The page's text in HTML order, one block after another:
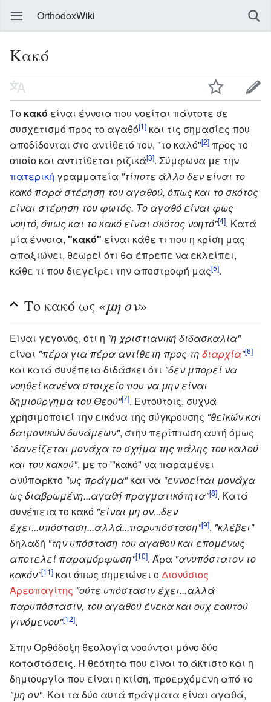
OrthodoxWiki
Κακό
Το κακό είναι έννοια που νοείται πάντοτε σε
συσχετισμό προς το αγαθό[1] και τις σημασίες που
αποδίδονται στο αντίθετό του, "το καλό"[2] προς το
οποίο και αντιτίθεται ριζικά[3]. Σύμφωνα με την
πατερική γραμματεία "τίποτε άλλο δεν είναι το
κακό παρά στέρηση του αγαθού, όπως και το σκότος
είναι στέρηση του φωτός. Το αγαθό είναι φως
νοητό, όπως και το κακό είναι σκότος νοητό"[4]. Κατά
μία έννοια, "κακό" είναι κάθε τι που η κρίση μας
απαξιώνει, θεωρεί ότι θα έπρεπε να εκλείπει,
κάθε τι που διεγείρει την αποστροφή μας[5].
Το κακό ως «μη ον»
Είναι γεγονός, ότι η "η χριστιανική διδασκαλία"
είναι "πέρα για πέρα αντίθετη προς τη διαρχία"[6]
και κατά συνέπεια διδάσκει ότι "δεν μπορεί να
νοηθεί κανένα στοιχείο που να μην είναι
δημιούργημα του Θεού"[7]. Εντούτοις, συχνά
χρησιμοποιεί την εικόνα της σύγκρουσης "θεϊκών και
δαιμονικών δυνάμεων", στην περίπτωση αυτή όμως
"δανείζεται μονάχα το σχήμα της πάλης του καλού
και του κακού", με το '"κακό" να παραμένει
ανύπαρκτο "ως πράγμα"και να "εννοείται μονάχα
ως διαβρωμένη...αγαθή πραγματικότητα"[8]. Κατά
συνέπεια το κακό "είναι μη ον...δεν
έχει...υπόσταση...αλλά...παρυπόσταση"[9], "κλέβει"
δηλαδή "την υπόσταση του αγαθού και επομένως
αποτελεί παραμόρφωση"[10]. Άρα "ανυπόστατον το
κακόν"[11] και όπως σημειώνει οΔιονύσιος
Αρεοπαγίτης "ούτε υπόστασιν έχει...αλλά
παρυπόστασιν, του αγαθού ένεκα και ουχ εαυτού
γινόμενου"[12].
Στην Ορθόδοξη θεολογία νοούνται μόνο δύο
καταστάσεις. Η θεότητα που είναι το άκτιστο και η
δημιουργία που είναι η κτίση, προερχόμενη από το
"μη ον". Και τα δύο αυτά πράγματα είναι αγαθά,